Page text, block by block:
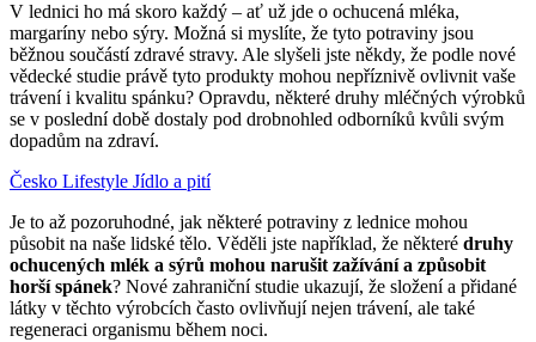
V lednici ho má skoro každý – ať už jde o ochucená mléka,
margaríny nebo sýry. Možná si myslíte, že tyto potraviny jsou
běžnou součástí zdravé stravy. Ale slyšeli jste někdy, že podle nové
vědecké studie právě tyto produkty mohou nepříznivě ovlivnit vaše
trávení i kvalitu spánku? Opravdu, některé druhy mléčných výrobků
se v poslední době dostaly pod drobnohled odborníků kvůli svým
dopadům na zdraví.
Česko Lifestyle Jídlo a pití
Je to až pozoruhodné, jak některé potraviny z lednice mohou
působit na naše lidské tělo. Věděli jste například, že některé druhy
ochucených mlék a sýrů mohou narušit zažívání a způsobit
horší spánek? Nové zahraniční studie ukazují, že složení a přidané
látky v těchto výrobcích často ovlivňují nejen trávení, ale také
regeneraci organismu během noci.